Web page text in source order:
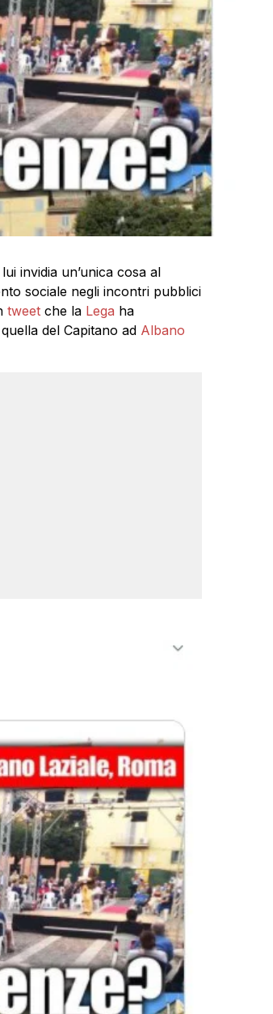
invidia un’unica cosa al
sociale negli incontri pubblici
tweetche la Lega ha
del Capitano ad Albano